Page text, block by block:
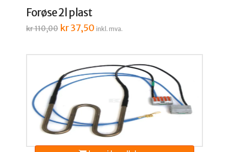
Forøse 2l plast
kr110,00 Opprinnelig
pris
kr37,50Nåværende
pris
inkl. mva.